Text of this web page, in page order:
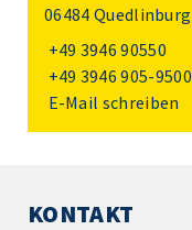
06484 Quedlinburg
+49 3946 90550
+49 3946 905-9500
E-Mail schreiben
KONTAKT